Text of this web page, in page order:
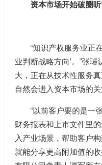
资本市场开始破圈
“知识产权服务业正
业判断战略方向’。”张
大，正在从技术性服务
自然会进入资本市场的关
“以前客户要的是一
财务报表和上市文件里
入产业场景，帮助客户
就能分享更高附加值的